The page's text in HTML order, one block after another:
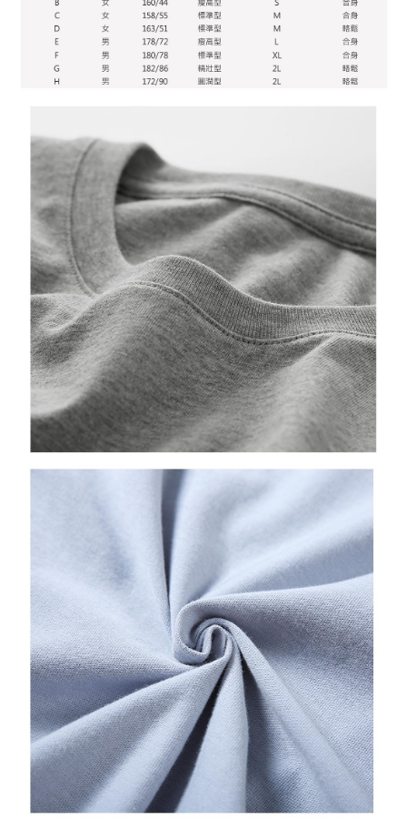
anda (termasuk nama, nombor telefon, atau alamat) kepada Syarikat bagi
tujuan pengumpulan, pemprosesan dan penggunaan data yang
diperlukan untuk pengebilan ansuran, termasuk pengesahan,
pengesahan semula dan pembetulan.
【Panduan Penggunaan Pembayaran Ansuran Gogo】
1. Perkhidmatan ini disediakan oleh Taiwan Mobile, pengguna telefon
mudah alih boleh segera menggunakan tanpa perlu memohon lagi.
(Hanya untuk nombor langganan peribadi, tidak terbuka untuk syarikat
dan kad prabayar)
2. Pilihan kaedah pembayaran "Pembayaran Ansuran Gogo", selepas
pesanan ditubuhkan, akan secara automatik dialihkan ke proses
transaksi Gogo, selepas pengesahan nombor telefon, pilih bilangan
ansuran yang diingini, tarikh akhir pembayaran, dan setelah
mengesahkan pembayaran, transaksi akan selesai.
3. Jumlah kelulusan sebenar, bilangan ansuran dan jumlah bayaran
adalah berdasarkan halaman pengesahan transaksi seterusnya.
4. Dalam masa 30 minit selepas pesanan ditubuhkan, jika tidak pergi
untuk mengesahkan transaksi atau jika tidak lulus semakan, pesanan
akan dibatalkan secara automatik. Jika terdapat situasi "pindah untuk
semakan khusus" yang tidak lulus, ini menunjukkan bahawa sistem
penilaian tidak mencukupi, tiada penjelasan mengenai kandungan
penilaian boleh diberikan.
【Penerangan Kaedah Pembayaran】
1. Pembayaran ansuran tidak digabungkan dalam bil telekomunikasi,
pembayaran selepas tarikh penyelesaian bulanan.
2. Melalui pautan SMS untuk membuka bil, anda boleh memilih untuk
membayar melalui "Kod bar kedai serbaneka / Kedai rasmi Taiwan
Mobile / Pemindahan bank / Pembayaran J街口 / iPASS MONEY" dan
saluran lain.
【Nota Penting】
1. Perkhidmatan ini disediakan oleh "Taiwan Mobile Co., Ltd." untuk
membolehkan pengguna membeli produk atau perkhidmatan melalui
perkhidmatan ini semasa transaksi, dan kedai akan menyerahkan hak
tuntutan harga jual/beli ansuran kepada syarikat ini untuk membayar bil
menggunakan bil syarikat ini.
2. Berdasarkan tujuan kontrak persetujuan pembayaran menggunakan
"Pembayaran Ansuran Gogo", kedai akan memberikan maklumat peribadi
anda (termasuk nama, telefon atau alamat) kepada Taiwan Mobile untuk
pengumpulan, pemprosesan dan penggunaan, untuk pengesahan,
semakan dan pembetulan data yang diperlukan untuk bil ansuran oleh
Taiwan Mobile.
penggunaan perkhidmatan. Sila rujuk kepada "Penyata Pengumpulan
Data Peribadi, Pemprosesan, Penggunaan"
(https://aftee.tw/privacypolicy/) untuk maklumat lanjut.
Jumlah yang diperakui untuk pengguna kali pertama yang lulus
mendapatkan kebenaran daripada ibu bapa atau penjaga yang sah
untuk menggunakan AFTEE.
Sila hubungi NP Taiwan Inc. dics_tw@netprotections.co.jp jika anda
mempunyai sebarang kebimbangan mengenai pemprosesan dan
penggunaan pada data peribadi. Jika anda tidak bersetuju dengan data
peribadi yang disenaraikan seperti di atas akan dikumpul dan digunakan
oleh AFTEE, sila jangan gunakan perkhidmatan ini.